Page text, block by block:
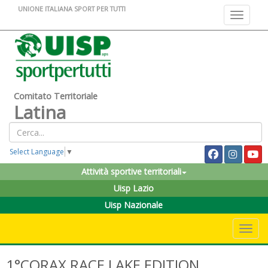
Toggle
UNIONE ITALIANA SPORT PER TUTTI
Comitato Territoriale
Latina
Select Language ▼
Attività sportive territoriali
Uisp Lazio
Uisp Nazionale